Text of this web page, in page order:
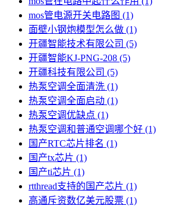
mos管电源开关电路图 (1)
面壁小钢炮模型怎么做 (1)
开疆智能技术有限公司 (5)
开疆智能KJ-PNG-208 (5)
开疆科技有限公司 (5)
热泵空调全面清洗 (1)
热泵空调全面启动 (1)
热泵空调优缺点 (1)
热泵空调和普通空调哪个好 (1)
国产RTC芯片排名 (1)
国产tx芯片 (1)
国产ti芯片 (1)
rtthread支持的国产芯片 (1)
高通斥资数亿美元股票 (1)